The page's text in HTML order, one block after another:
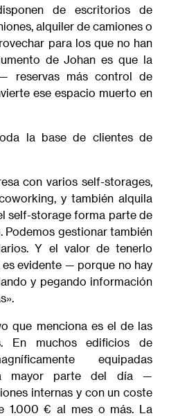
de escritorios de
alquiler de camiones o
para los que no han
de Johan es que la
reservas más control de
ese espacio muerto en
la base de clientes de
con varios self-storages,
y también alquila
self-storage forma parte de
Podemos gestionar también
Y el valor de tenerlo
evidente — porque no hay
y pegando información
que menciona es el de las
En muchos edificios de
equipadas
mayor parte del día —
internas y con un coste
1.000 € al mes o más. La